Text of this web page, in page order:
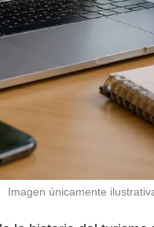
Imagen únicamente